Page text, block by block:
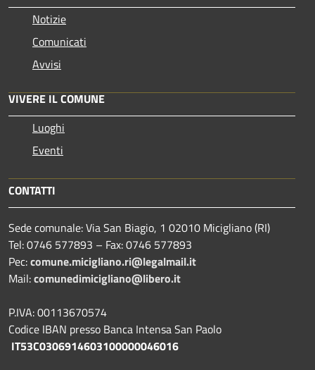
Notizie
Comunicati
Avvisi
VIVERE IL COMUNE
Luoghi
Eventi
CONTATTI
Sede comunale: Via San Biagio, 1 02010 Micigliano (RI)
Tel: 0746 577893 – Fax: 0746 577893
Pec:comune.micigliano.ri@legalmail.it
Mail:comunedimicigliano@libero.it
P.IVA: 00113670574
Codice IBAN presso Banca Intensa San Paolo
IT53C0306914603100000046016